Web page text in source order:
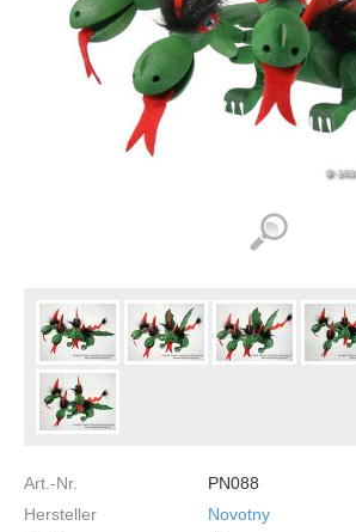
Art.-Nr.
PN088
Hersteller
Novotny